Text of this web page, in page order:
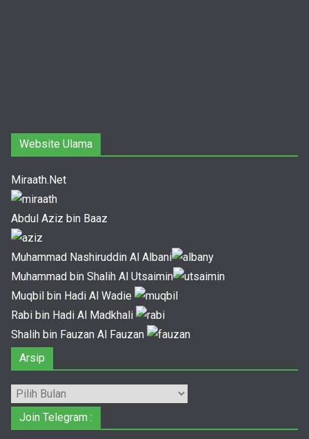
Website Ulama
Miraath.Net
Abdul Aziz bin Baaz
Muhammad Nashiruddin Al Albani
Muhammad bin Shalih Al Utsaimin
Muqbil bin Hadi Al Wadie
Rabi bin Hadi Al Madkhali
Shalih bin Fauzan Al Fauzan
Arsip
Arsip
Join Telegram :